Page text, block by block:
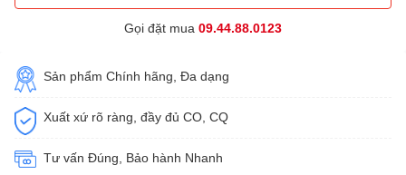
Gọi đặt mua 09.44.88.0123
Sản phẩm Chính hãng, Đa dạng
Xuất xứ rõ ràng, đầy đủ CO, CQ
Tư vấn Đúng, Bảo hành Nhanh